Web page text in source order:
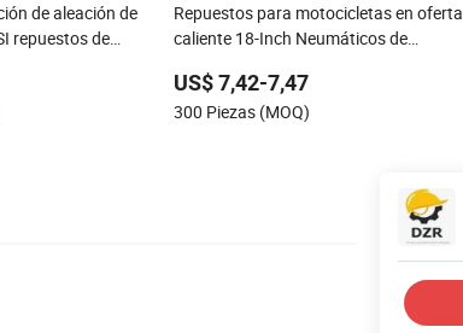
de aleación de
repuestos de
Repuestos para motocicletas en oferta
caliente 18-Inch Neumáticos de
US$ 7,42-7,47
300 Piezas (MOQ)